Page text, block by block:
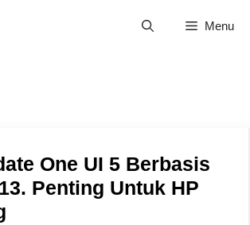
Menu
One UI 5 Berbasis
Penting Untuk HP